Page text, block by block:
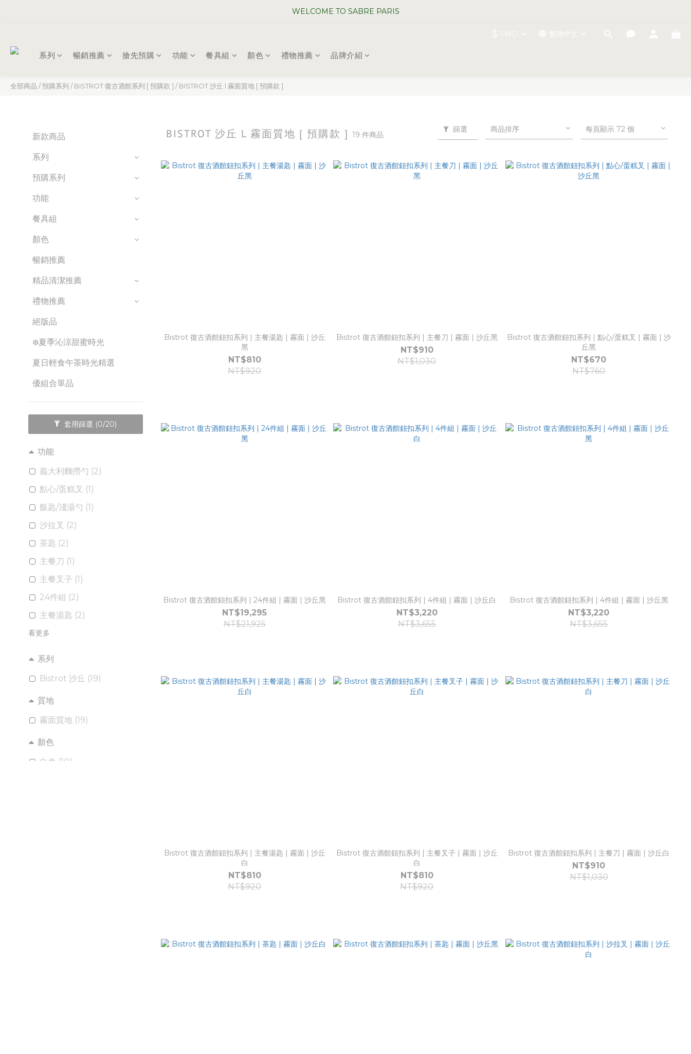
WELCOME TO SABRE PARIS
WELCOME TO SABRE PARIS
WELCOME TO SABRE PARIS
$ TWD 繁體中文
系列 暢銷推薦 搶先預購 功能 餐具組 顏色 禮物推薦 品牌介紹
全部商品 /預購系列 /BISTROT 復古酒館系列 [ 預購款 ] /BISTROT 沙丘 l 霧面質地 [ 預購款 ]
新款商品
系列
預購系列
功能
餐具組
顏色
暢銷推薦
精品清潔推薦
禮物推薦
絕版品
❄️夏季沁涼甜蜜時光
夏日輕食午茶時光精選
優組合單品
套用篩選 (0/20)
功能
義大利麵撈勺 (2)
點心/蛋糕叉 (1)
飯匙/淺湯勺 (1)
沙拉叉 (2)
茶匙 (2)
主餐刀 (1)
主餐叉子 (1)
24件組 (2)
主餐湯匙 (2)
看更多
系列
Bistrot 沙丘 (19)
質地
霧面質地 (19)
顏色
白色 (10)
BISTROT 沙丘 L 霧面質地 [ 預購款 ]19 件商品
篩選 商品排序 每頁顯示 72 個
Bistrot 復古酒館鈕扣系列 | 主餐湯匙 | 霧面 | 沙丘
黑
NT$810
NT$920
Bistrot 復古酒館鈕扣系列 | 主餐刀 | 霧面 | 沙丘黑
NT$910
NT$1,030
Bistrot 復古酒館鈕扣系列 | 點心/蛋糕叉 | 霧面 | 沙
丘黑
NT$670
NT$760
Bistrot 復古酒館鈕扣系列 | 24件組 | 霧面 | 沙丘黑
NT$19,295
NT$21,925
Bistrot 復古酒館鈕扣系列 | 4件組 | 霧面 | 沙丘白
NT$3,220
NT$3,655
Bistrot 復古酒館鈕扣系列 | 4件組 | 霧面 | 沙丘黑
NT$3,220
NT$3,655
Bistrot 復古酒館鈕扣系列 | 主餐湯匙 | 霧面 | 沙丘
白
NT$810
NT$920
Bistrot 復古酒館鈕扣系列 | 主餐叉子 | 霧面 | 沙丘
白
NT$810
NT$920
Bistrot 復古酒館鈕扣系列 | 主餐刀 | 霧面 | 沙丘白
NT$910
NT$1,030